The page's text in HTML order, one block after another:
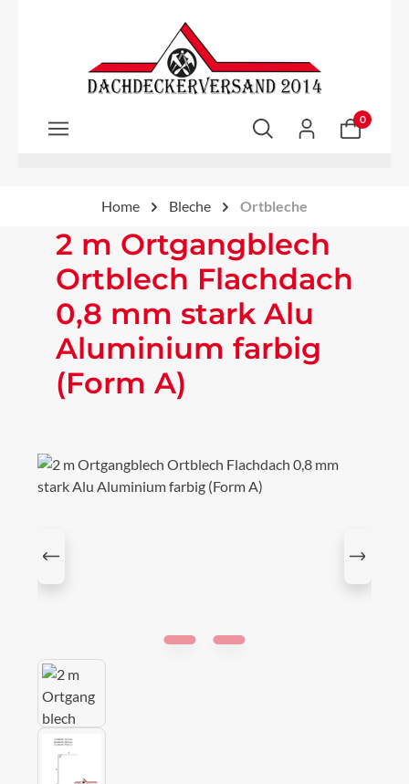
Zum Hauptinhalt springen
0
Home Bleche Ortbleche
2 m Ortgangblech
Ortblech Flachdach
0,8 mm stark Alu
Aluminium farbig
(Form A)
Bildergalerie überspringen